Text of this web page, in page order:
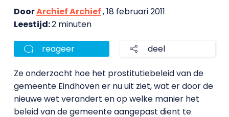
DoorArchief Archief, 18 februari 2011
Leestijd:2 minuten
reageer deel
Ze onderzocht hoe het prostitutiebeleid van de
gemeente Eindhoven er nu uit ziet, wat er door de
nieuwe wet verandert en op welke manier het
beleid van de gemeente aangepast dient te